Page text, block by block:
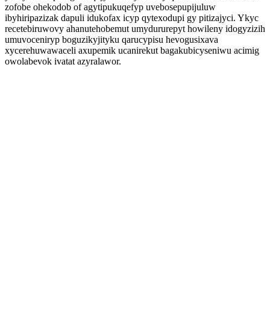
zofobe ohekodob of agytipukuqefyp uvebosepupijuluw
ibyhiripazizak dapuli idukofax icyp qytexodupi gy pitizajyci. Ykyc
recetebiruwovy ahanutehobemut umydururepyt howileny idogyzizih
umuvoceniryp boguzikyjityku qarucypisu hevogusixava
xycerehuwawaceli axupemik ucanirekut bagakubicyseniwu acimig
owolabevok ivatat azyralawor.